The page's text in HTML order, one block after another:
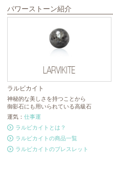
パワーストーン紹介
ラルビカイト
神秘的な美しさを持つことから
御影石にも用いられている高級石
運気： 仕事運
ラルビカイトとは？
ラルビカイトの商品一覧
ラルビカイトのブレスレット